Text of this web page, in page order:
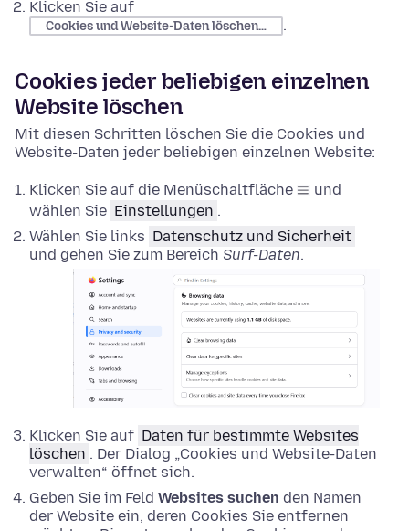
Klicken Sie auf
Cookies und Website-Daten löschen… .
Cookies jeder beliebigen einzelnen
Website löschen
Mit diesen Schritten löschen Sie die Cookies und
Website-Daten jeder beliebigen einzelnen Website:
Klicken Sie auf die Menüschaltfläche
und
wählen Sie Einstellungen .
Wählen Sie links Datenschutz und Sicherheit
und gehen Sie zum Bereich Surf-Daten.
Klicken Sie auf Daten für bestimmte Websites
löschen . Der Dialog „Cookies und Website-Daten
verwalten“ öffnet sich.
Geben Sie im Feld Websites suchen den Namen
der Website ein, deren Cookies Sie entfernen